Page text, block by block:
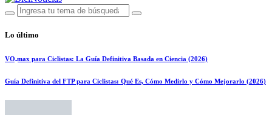
Lo último
VO₂max para Ciclistas: La Guía Definitiva Basada en Ciencia (2026)
Guía Definitiva del FTP para Ciclistas: Qué Es, Cómo Medirlo y Cómo Mejorarlo (2026)